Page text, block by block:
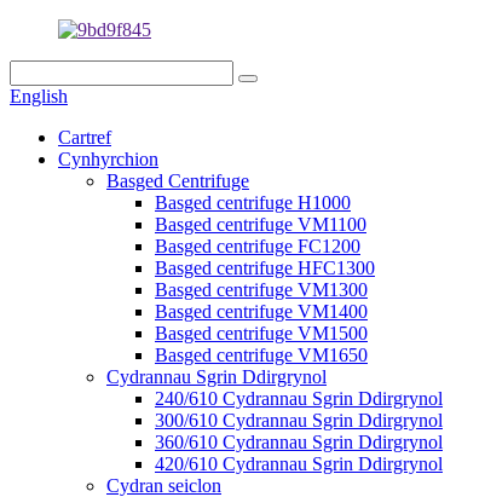
English
Cartref
Cynhyrchion
Basged Centrifuge
Basged centrifuge H1000
Basged centrifuge VM1100
Basged centrifuge FC1200
Basged centrifuge HFC1300
Basged centrifuge VM1300
Basged centrifuge VM1400
Basged centrifuge VM1500
Basged centrifuge VM1650
Cydrannau Sgrin Ddirgrynol
240/610 Cydrannau Sgrin Ddirgrynol
300/610 Cydrannau Sgrin Ddirgrynol
360/610 Cydrannau Sgrin Ddirgrynol
420/610 Cydrannau Sgrin Ddirgrynol
Cydran seiclon